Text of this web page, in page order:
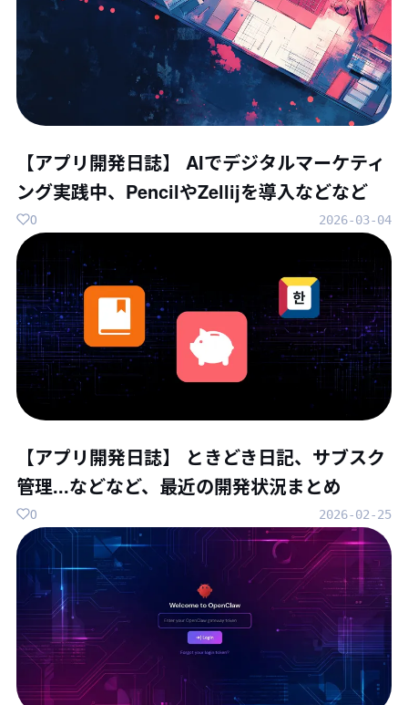
【アプリ開発日誌】 AIでデジタルマーケティ
ング実践中、PencilやZellijを導入などなど
2026-03-04
0
【アプリ開発日誌】 ときどき日記、サブスク
管理...などなど、最近の開発状況まとめ
2026-02-25
0